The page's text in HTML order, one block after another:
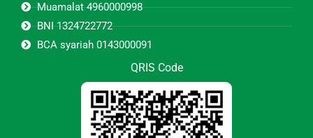
Muamalat 4960000998
BNI 1324722772
BCA syariah 0143000091
QRIS Code